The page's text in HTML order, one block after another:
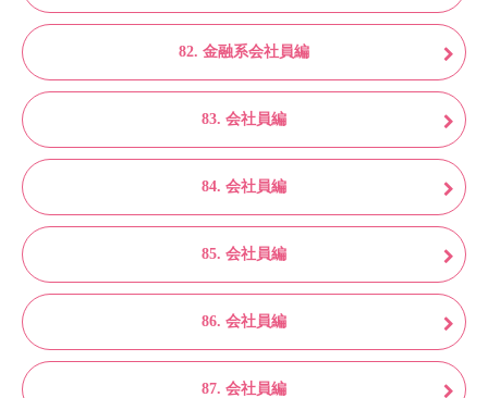
82. 金融系会社員編
83. 会社員編
84. 会社員編
85. 会社員編
86. 会社員編
87. 会社員編